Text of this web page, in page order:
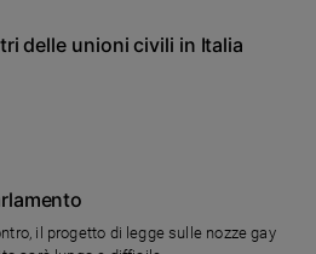
delle unioni civili in Italia
il progetto di legge sulle nozze gay